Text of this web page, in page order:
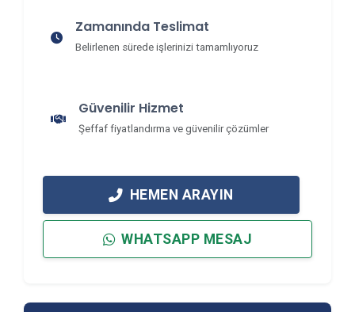
Zamanında Teslimat
Belirlenen sürede işlerinizi tamamlıyoruz
Güvenilir Hizmet
Şeffaf fiyatlandırma ve güvenilir çözümler
HEMEN ARAYIN
WHATSAPP MESAJ